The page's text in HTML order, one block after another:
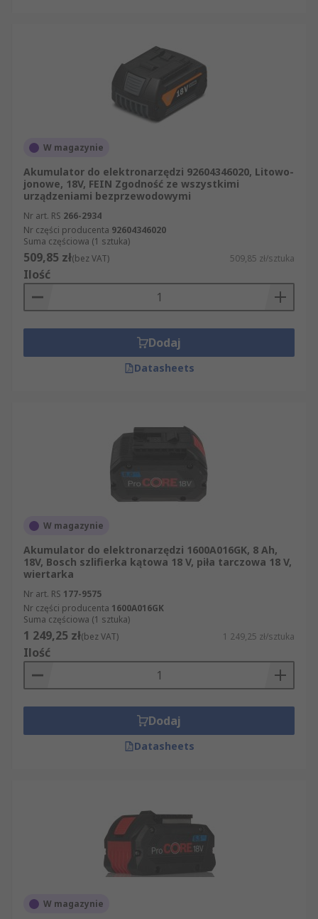
W magazynie
Akumulator do elektronarzędzi 92604346020, Litowo-
jonowe, 18V, FEIN Zgodność ze wszystkimi
urządzeniami bezprzewodowymi
Nr art. RS 266-2934
Nr części producenta 92604346020
Suma częściowa (1 sztuka)
509,85 zł(bez VAT) 509,85 zł/sztuka
Ilość
Dodaj
Datasheets
W magazynie
Akumulator do elektronarzędzi 1600A016GK, 8 Ah,
18V, Bosch szlifierka kątowa 18 V, piła tarczowa 18 V,
wiertarka
Nr art. RS 177-9575
Nr części producenta 1600A016GK
Suma częściowa (1 sztuka)
1 249,25 zł(bez VAT) 1 249,25 zł/sztuka
Ilość
Dodaj
Datasheets
W magazynie